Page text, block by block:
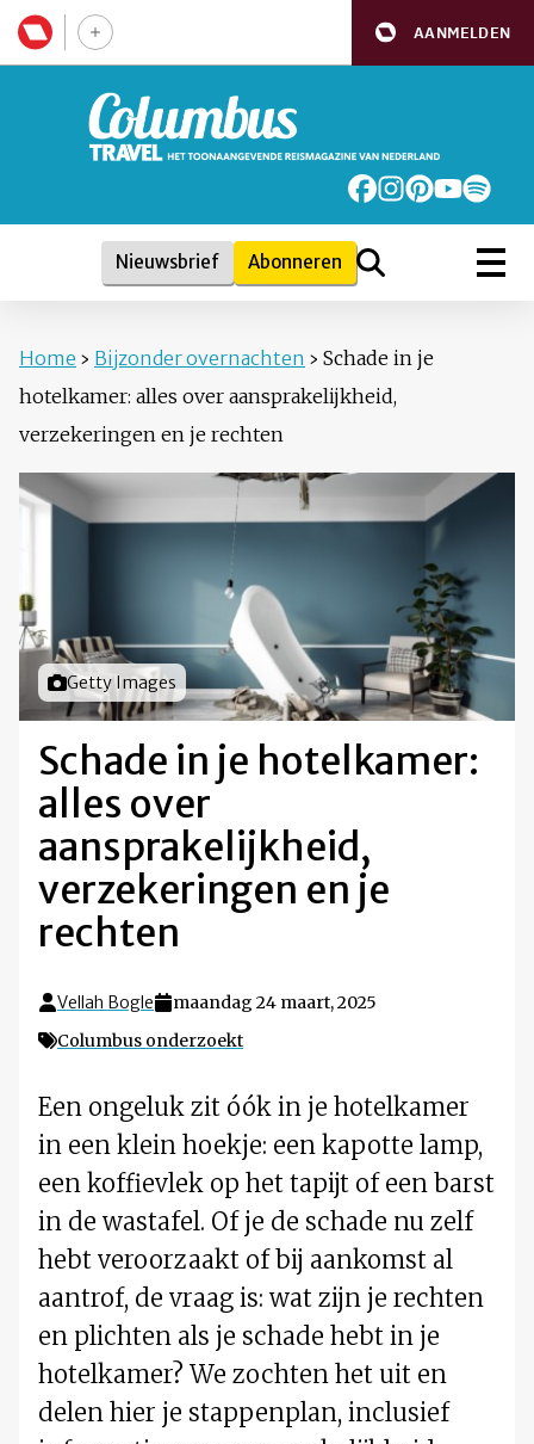
AANMELDEN
Nieuwsbrief Abonneren
Home › Bijzonder overnachten › Schade in je
hotelkamer: alles over aansprakelijkheid,
verzekeringen en je rechten
Foto door
Getty Images
Schade in je hotelkamer:
alles over
aansprakelijkheid,
verzekeringen en je
rechten
Vellah Bogle
maandag 24 maart, 2025
Columbus onderzoekt
Een ongeluk zit óók in je hotelkamer
in een klein hoekje: een kapotte lamp,
een koffievlek op het tapijt of een barst
in de wastafel. Of je de schade nu zelf
hebt veroorzaakt of bij aankomst al
aantrof, de vraag is: wat zijn je rechten
en plichten als je schade hebt in je
hotelkamer? We zochten het uit en
delen hier je stappenplan, inclusief